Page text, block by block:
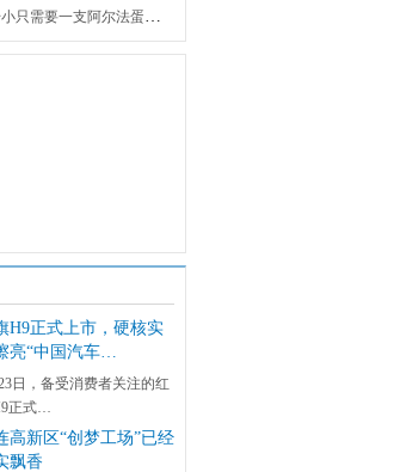
10. “幼小衔接”被取消，幼升小只需要一支阿尔法蛋词典笔
H9正式上市，硬核实
亮“中国汽车…
日，备受消费者关注的红
正式…
高新区“创梦工场”已经
飘香